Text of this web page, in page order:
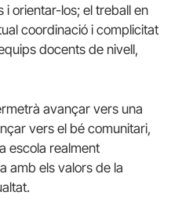
orientar-los; el treball en
coordinació i complicitat
docents de nivell,
avançar vers una
vers el bé comunitari,
escola realment
amb els valors de la